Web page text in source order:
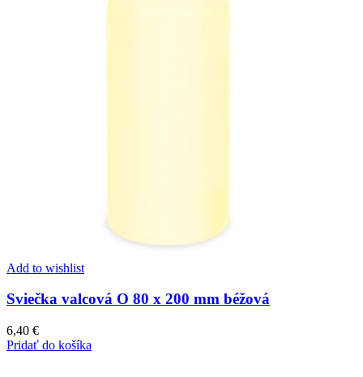
Add to wishlist
Sviečka valcová O 80 x 200 mm béžová
6,40 €
Pridať do košíka